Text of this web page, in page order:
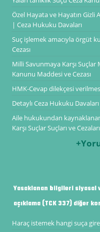
Özel Hayata ve Hayatın Gizli
| Ceza Hukuku Davaları
Suç işlemek amacıyla örgüt
Cezası
Milli Savunmaya Karşı Suçlar
Kanunu Maddesi ve Cezası
HMK-Cevap dilekçesi
Detaylı Ceza Hukuku
Aile hukukundan
Karşı Suçlar Suçları ve
Yasaklanan bilgileri siyasal
açıklama (TCK 337) diğer
Haraç istemek hangi suça